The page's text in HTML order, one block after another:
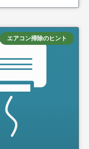
エアコン掃除のヒント